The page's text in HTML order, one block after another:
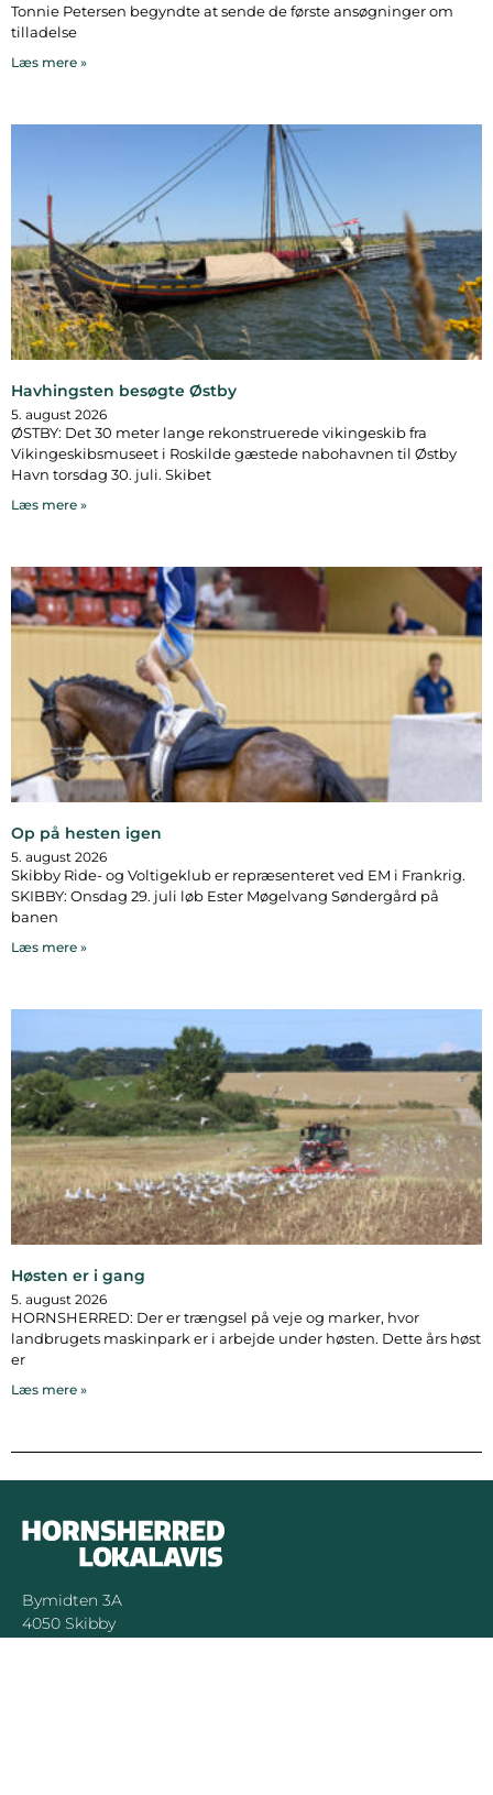
Tonnie Petersen begyndte at sende de første ansøgninger om
tilladelse
Læs mere »
Havhingsten besøgte Østby
5. august 2026
ØSTBY: Det 30 meter lange rekonstruerede vikingeskib fra
Vikingeskibsmuseet i Roskilde gæstede nabohavnen til Østby
Havn torsdag 30. juli. Skibet
Læs mere »
Op på hesten igen
5. august 2026
Skibby Ride- og Voltigeklub er repræsenteret ved EM i Frankrig.
SKIBBY: Onsdag 29. juli løb Ester Møgelvang Søndergård på
banen
Læs mere »
Høsten er i gang
5. august 2026
HORNSHERRED: Der er trængsel på veje og marker, hvor
landbrugets maskinpark er i arbejde under høsten. Dette års høst
er
Læs mere »
Bymidten 3A
4050 Skibby